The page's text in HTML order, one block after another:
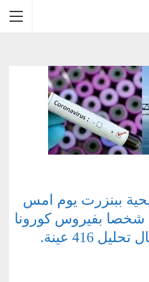
ببنزرت يوم امس
الاربعاء ، إصابة 125 شخصا بفيروس كورونا
416 عينة.